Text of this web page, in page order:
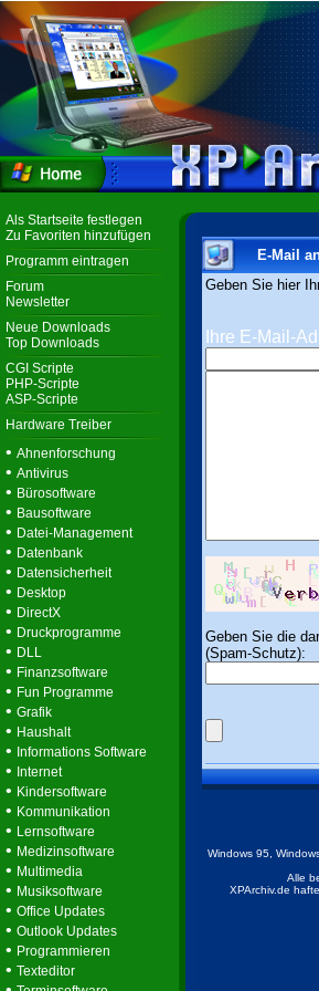
Als Startseite festlegen
Zu Favoriten hinzufügen
Programm eintragen
Forum
Newsletter
Neue Downloads
Top Downloads
CGI Scripte
PHP-Scripte
ASP-Scripte
Hardware Treiber
• Ahnenforschung
• Antivirus
• Bürosoftware
• Bausoftware
• Datei-Management
• Datenbank
• Datensicherheit
• Desktop
• DirectX
• Druckprogramme
• DLL
• Finanzsoftware
• Fun Programme
• Grafik
• Haushalt
• Informations Software
• Internet
• Kindersoftware
• Kommunikation
• Lernsoftware
• Medizinsoftware
• Multimedia
• Musiksoftware
• Office Updates
• Outlook Updates
• Programmieren
• Texteditor
E-Mail
Geben Sie hier
Ihre E-Mail-
Geben Sie die
(Spam-Schutz):
Windows 95,
Alle
XPArchiv.de